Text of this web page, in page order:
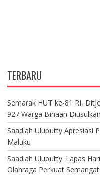
TERBARU
Semarak HUT ke-81 RI,
927 Warga Binaan
Saadiah Uluputty Apresiasi
Maluku
Saadiah Uluputty: Lapas
Olahraga Perkuat